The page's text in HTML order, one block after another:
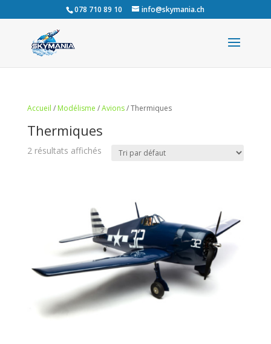
078 710 89 10 info@skymania.ch
Accueil / Modélisme /Avions/ Thermiques
Thermiques
2 résultats affichés